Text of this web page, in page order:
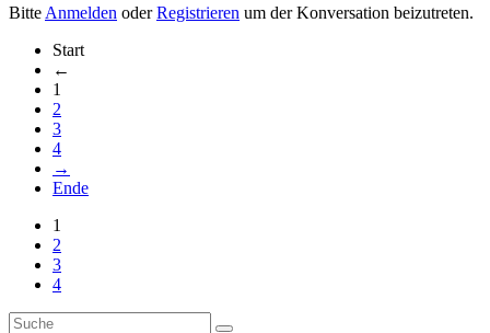
Bitte Anmelden oderRegistrieren um der Konversation beizutreten.
Start
←
1
2
3
4
→
Ende
1
2
3
4